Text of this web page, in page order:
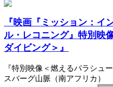
『映画『ミッション：イ
ル・レコニング』特別映
ダイビング＞』
『特別映像＜燃えるパラシュ
スバーグ山脈（南アフリカ）